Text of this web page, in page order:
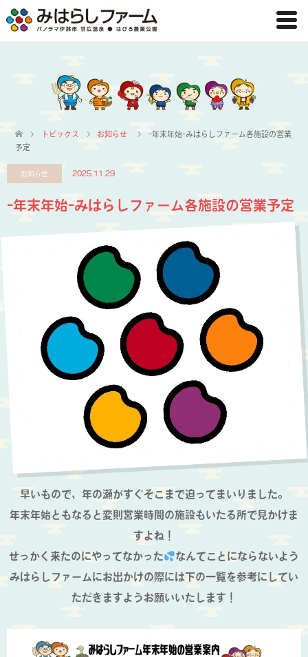
トピックス お知らせ
-年末年始-みはらしファーム各施設の営業
予定
お知らせ 2025.11.29
-年末年始-みはらしファーム各施設の営業予定
早いもので、年の瀬がすぐそこまで迫ってまいりました。
年末年始ともなると変則営業時間の施設もいたる所で見かけま
すよね！
せっかく来たのにやってなかった
なんてことにならないよう
みはらしファームにお出かけの際には下の一覧を参考にしてい
ただきますよう お願いいたします！